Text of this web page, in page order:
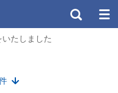
たしました